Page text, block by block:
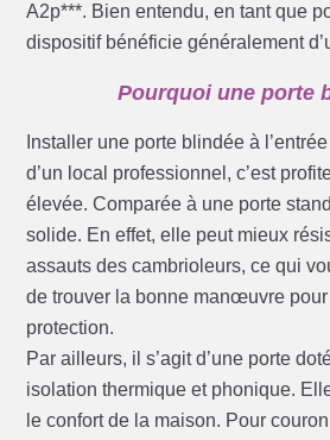
A2p***. Bien entendu, en tant que
dispositif bénéficie généralement
Pourquoi une porte
Installer une porte blindée à
d’un local professionnel, c’est
élevée. Comparée à une porte
solide. En effet, elle peut mieux
assauts des cambrioleurs, ce qui
de trouver la bonne manœuvre
protection.
Par ailleurs, il s’agit d’une porte
isolation thermique et phonique.
le confort de la maison. Pour